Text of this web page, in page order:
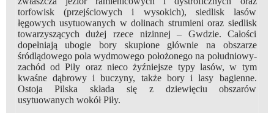
torfowisk (przejściowych i wysokich), siedlisk lasów
łęgowych usytuowanych w dolinach strumieni oraz siedlisk
towarzyszących dużej rzece nizinnej – Gwdzie. Całości
dopełniają ubogie bory skupione głównie na obszarze
śródlądowego pola wydmowego położonego na południowy-
zachód od Piły oraz nieco żyźniejsze typy lasów, w tym
kwaśne dąbrowy i buczyny, także bory i lasy bagienne.
Ostoja Pilska składa się z dziewięciu obszarów
usytuowanych wokół Piły.